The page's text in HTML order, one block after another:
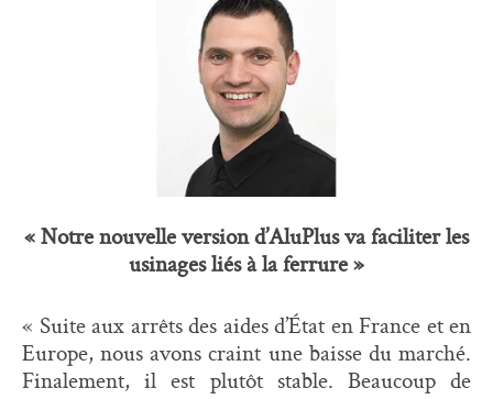
« Notre nouvelle version d’AluPlus va faciliter les
usinages liés à la ferrure »
« Suite aux arrêts des aides d’État en France et en
Europe, nous avons craint une baisse du marché.
Finalement, il est plutôt stable. Beaucoup de